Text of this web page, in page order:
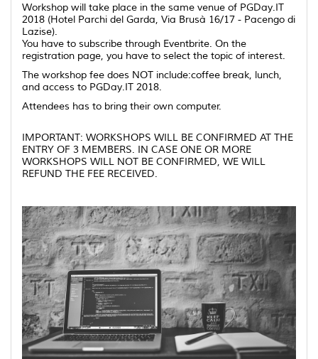
Workshop will take place in the same venue of PGDay.IT
2018 (Hotel Parchi del Garda, Via Brusà 16/17 - Pacengo di
Lazise).
You have to subscribe through Eventbrite. On the
registration page, you have to select the topic of interest.
The workshop fee does NOT include:coffee break, lunch,
and access to PGDay.IT 2018.
Attendees has to bring their own computer.
IMPORTANT: WORKSHOPS WILL BE CONFIRMED AT THE
ENTRY OF 3 MEMBERS. IN CASE ONE OR MORE
WORKSHOPS WILL NOT BE CONFIRMED, WE WILL
REFUND THE FEE RECEIVED.